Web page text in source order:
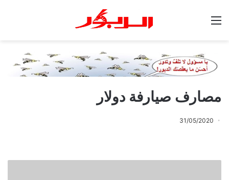
مصارف صيارفة دولار
31/05/2020